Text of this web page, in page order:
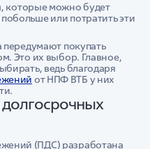
, которые можно будет
или потратить эти
передумают покупать
Это их выбор. Главное,
ведь благодаря
от НПФ ВТБ у них
(ПДС) разработана